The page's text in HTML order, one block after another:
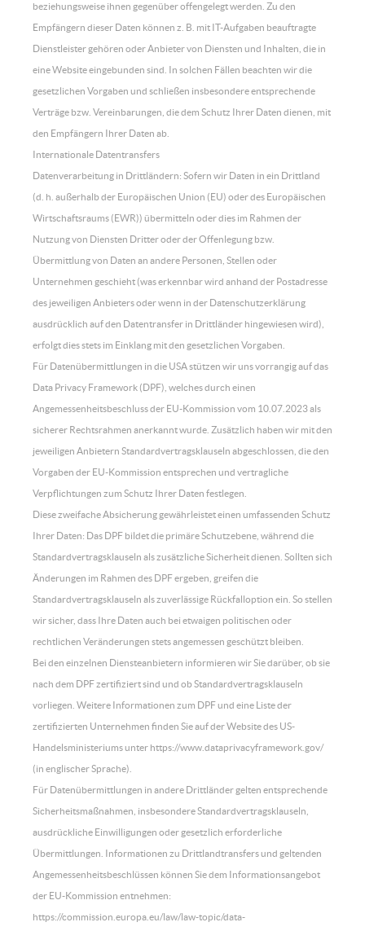
beziehungsweise ihnen gegenüber offengelegt werden. Zu den
Empfängern dieser Daten können z. B. mit IT-Aufgaben beauftragte
Dienstleister gehören oder Anbieter von Diensten und Inhalten, die in
eine Website eingebunden sind. In solchen Fällen beachten wir die
gesetzlichen Vorgaben und schließen insbesondere entsprechende
Verträge bzw. Vereinbarungen, die dem Schutz Ihrer Daten dienen, mit
den Empfängern Ihrer Daten ab.
Internationale Datentransfers
Datenverarbeitung in Drittländern: Sofern wir Daten in ein Drittland
(d. h. außerhalb der Europäischen Union (EU) oder des Europäischen
Wirtschaftsraums (EWR)) übermitteln oder dies im Rahmen der
Nutzung von Diensten Dritter oder der Offenlegung bzw.
Übermittlung von Daten an andere Personen, Stellen oder
Unternehmen geschieht (was erkennbar wird anhand der Postadresse
des jeweiligen Anbieters oder wenn in der Datenschutzerklärung
ausdrücklich auf den Datentransfer in Drittländer hingewiesen wird),
erfolgt dies stets im Einklang mit den gesetzlichen Vorgaben.
Für Datenübermittlungen in die USA stützen wir uns vorrangig auf das
Data Privacy Framework (DPF), welches durch einen
Angemessenheitsbeschluss der EU-Kommission vom 10.07.2023 als
sicherer Rechtsrahmen anerkannt wurde. Zusätzlich haben wir mit den
jeweiligen Anbietern Standardvertragsklauseln abgeschlossen, die den
Vorgaben der EU-Kommission entsprechen und vertragliche
Verpflichtungen zum Schutz Ihrer Daten festlegen.
Diese zweifache Absicherung gewährleistet einen umfassenden Schutz
Ihrer Daten: Das DPF bildet die primäre Schutzebene, während die
Standardvertragsklauseln als zusätzliche Sicherheit dienen. Sollten sich
Änderungen im Rahmen des DPF ergeben, greifen die
Standardvertragsklauseln als zuverlässige Rückfalloption ein. So stellen
wir sicher, dass Ihre Daten auch bei etwaigen politischen oder
rechtlichen Veränderungen stets angemessen geschützt bleiben.
Bei den einzelnen Diensteanbietern informieren wir Sie darüber, ob sie
nach dem DPF zertifiziert sind und ob Standardvertragsklauseln
vorliegen. Weitere Informationen zum DPF und eine Liste der
zertifizierten Unternehmen finden Sie auf der Website des US-
Handelsministeriums unter https://www.dataprivacyframework.gov/
(in englischer Sprache).
Für Datenübermittlungen in andere Drittländer gelten entsprechende
Sicherheitsmaßnahmen, insbesondere Standardvertragsklauseln,
ausdrückliche Einwilligungen oder gesetzlich erforderliche
Übermittlungen. Informationen zu Drittlandtransfers und geltenden
Angemessenheitsbeschlüssen können Sie dem Informationsangebot
der EU-Kommission entnehmen:
https://commission.europa.eu/law/law-topic/data-